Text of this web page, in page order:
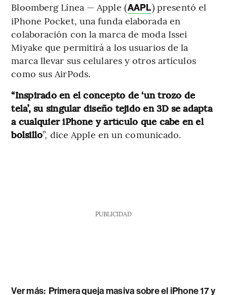
Bloomberg Línea — Apple (AAPL) presentó el
iPhone Pocket, una funda elaborada en
colaboración con la marca de moda Issei
Miyake que permitirá a los usuarios de la
marca llevar sus celulares y otros artículos
como sus AirPods.
“Inspirado en el concepto de ‘un trozo de
tela’, su singular diseño tejido en 3D se adapta
a cualquier iPhone y artículo que cabe en el
bolsillo”, dice Apple en un comunicado.
PUBLICIDAD
Ver más: Primera queja masiva sobre el iPhone 17 y